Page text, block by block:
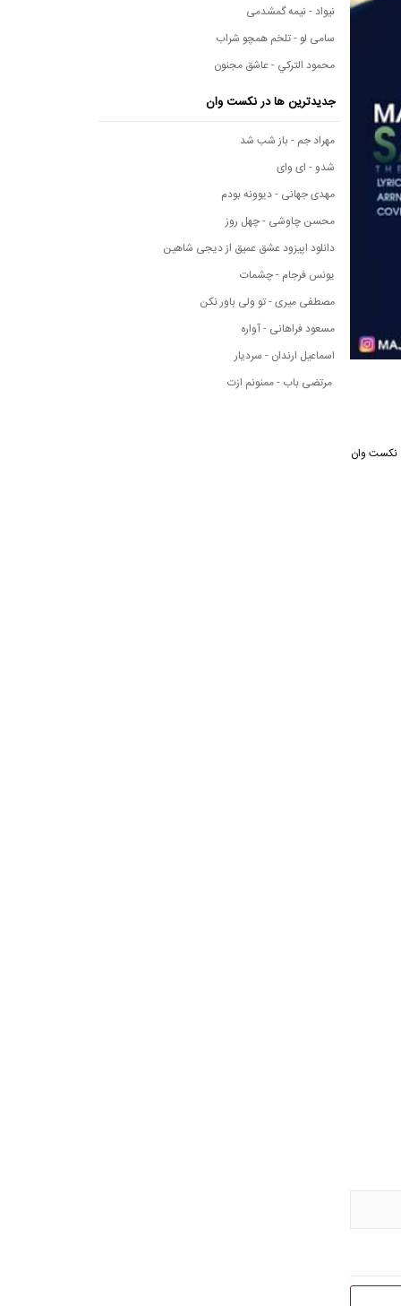
نکست وان
نیواد - نیمه گمشدمی
سامی لو - تلخم همچو شراب
محمود التركي - عاشق مجنون
جدیدترین ها در نکست وان
مهراد جم - باز شب شد
شدو - ای وای
مهدی جهانی - دیوونه بودم
محسن چاوشی - چهل روز
دانلود اپیزود عشق عمیق از دیجی شاهین
یونس فرجام - چشمات
مصطفی میری - تو ولی باور نکن
مسعود فراهانی - آواره
اسماعیل ارندان - سردیار
مرتضی باب - ممنونم ازت